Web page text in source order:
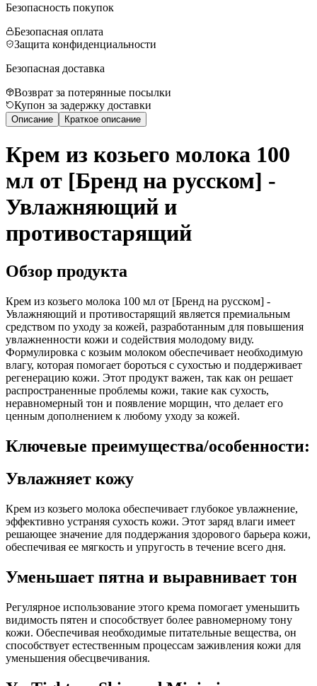
Безопасность покупок
Безопасная оплата
Защита конфиденциальности
Безопасная доставка
Возврат за потерянные посылки
Купон за задержку доставки
Описание Краткое описание
Крем из козьего молока 100
мл от [Бренд на русском] -
Увлажняющий и
противостарящий
Обзор продукта
Крем из козьего молока 100 мл от [Бренд на русском] -
Увлажняющий и противостарящий является премиальным
средством по уходу за кожей, разработанным для повышения
увлажненности кожи и содействия молодому виду.
Формулировка с козьим молоком обеспечивает необходимую
влагу, которая помогает бороться с сухостью и поддерживает
регенерацию кожи. Этот продукт важен, так как он решает
распространенные проблемы кожи, такие как сухость,
неравномерный тон и появление морщин, что делает его
ценным дополнением к любому уходу за кожей.
Ключевые преимущества/особенности:
Увлажняет кожу
Крем из козьего молока обеспечивает глубокое увлажнение,
эффективно устраняя сухость кожи. Этот заряд влаги имеет
решающее значение для поддержания здорового барьера кожи,
обеспечивая ее мягкость и упругость в течение всего дня.
Уменьшает пятна и выравнивает тон
Регулярное использование этого крема помогает уменьшить
видимость пятен и способствует более равномерному тону
кожи. Обеспечивая необходимые питательные вещества, он
способствует естественным процессам заживления кожи для
уменьшения обесцвечивания.